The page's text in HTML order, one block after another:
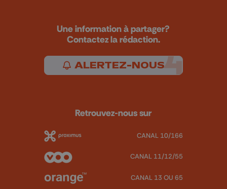
Une information à partager?
Contactez la rédaction.
ALERTEZ-NOUS
Retrouvez-nous sur
CANAL 10/166
CANAL 11/12/55
CANAL 13 OU 65